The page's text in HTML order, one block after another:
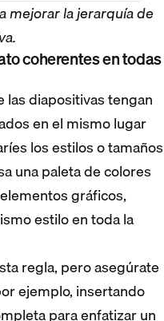
mejorar la jerarquía de
coherentes en todas
diapositivas tengan
en el mismo lugar
los estilos o tamaños
una paleta de colores
gráficos,
estilo en toda la
regla, pero asegúrate
ejemplo, insertando
para enfatizar un